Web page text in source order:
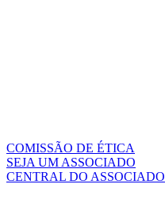
COMISSÃO DE ÉTICA
SEJA UM ASSOCIADO
CENTRAL DO ASSOCIADO